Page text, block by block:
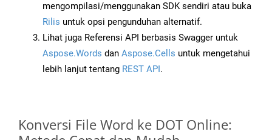
mengompilasi/menggunakan SDK sendiri atau buka
Rilis untuk opsi pengunduhan alternatif.
Lihat juga Referensi API berbasis Swagger untuk
Aspose.Words dan Aspose.Cells untuk mengetahui
lebih lanjut tentang REST API.
Konversi File Word ke DOT Online: